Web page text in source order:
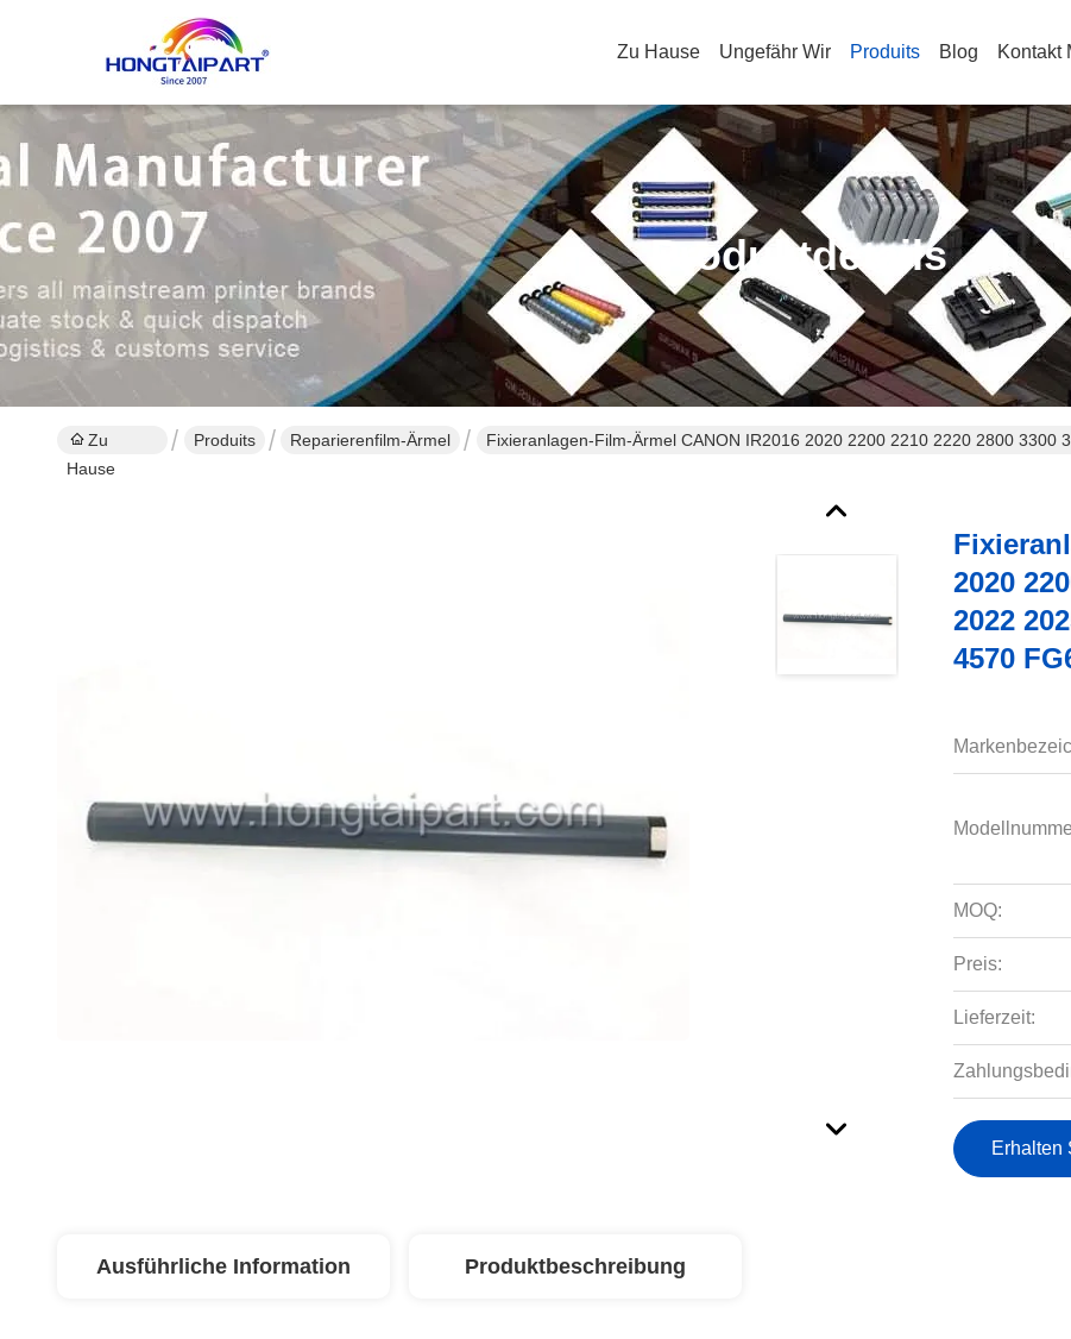
Zu Hause Ungefähr Wir Produits Blog Kontakt
Produktdetails
Zu
Hause
Produits Reparierenfilm-Ärmel
Fixieranlagen-Film-Ärmel CANON IR2016 2020 2200 2210 2220 2800 3300
2020
2022
4570
MOQ:
Preis:
Lieferzeit:
Erhalten
Ausführliche Information Produktbeschreibung